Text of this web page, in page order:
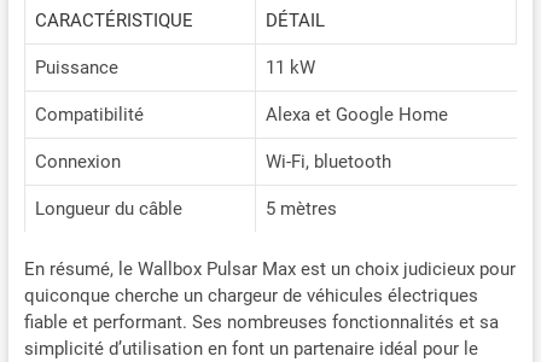
CARACTÉRISTIQUE DÉTAIL
Puissance 11 kW
Compatibilité Alexa et Google Home
Connexion Wi-Fi, bluetooth
Longueur du câble 5 mètres
En résumé, le Wallbox Pulsar Max est un choix judicieux pour
quiconque cherche un chargeur de véhicules électriques
fiable et performant. Ses nombreuses fonctionnalités et sa
simplicité d’utilisation en font un partenaire idéal pour le